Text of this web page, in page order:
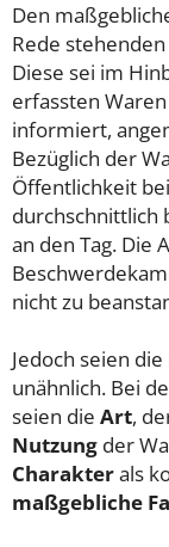
Den
Rede
Diese sei im
erfassten
informiert,
Bezüglich der
Öffentlichkeit
durchschnittlich
an den Tag. Die
nicht zu
Jedoch seien
unähnlich. Bei
seien die Art,
Nutzung der
Charakterals
maßgebliche